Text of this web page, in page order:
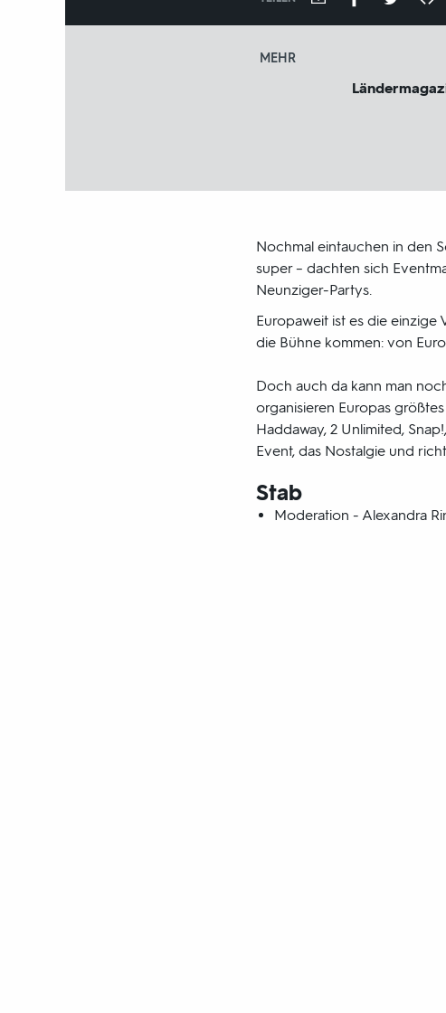
MEHR
Nochmal eintauchen in den
super – dachten sich
Neunziger-Partys.
Europaweit ist es die einzige
die Bühne kommen: von
Doch auch da kann man
organisieren Europas
Haddaway, 2 Unlimited,
Event, das Nostalgie und
Stab
Moderation - Alexandra